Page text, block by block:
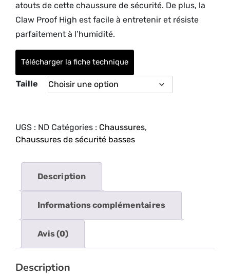
atouts de cette chaussure de sécurité. De plus, la
Claw Proof High est facile à entretenir et résiste
parfaitement à l’humidité.
Télécharger la fiche technique
Taille
UGS : ND Catégories : Chaussures,
Chaussures de sécurité basses
Description
Informations complémentaires
Avis (0)
Description